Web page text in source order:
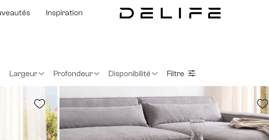
Inspiration
Largeur Profondeur Disponibilité Filtre